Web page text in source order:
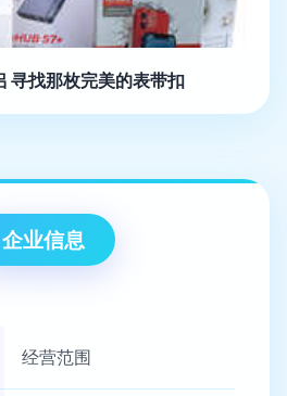
寻找那枚完美的表带扣
企业信息
经营范围